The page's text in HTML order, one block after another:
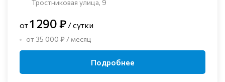
Тростниковая улица, 9
от1 290 ₽ / сутки
от 35 000 ₽ / месяц
Подробнее